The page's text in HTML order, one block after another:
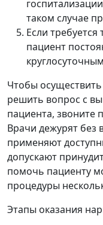
таком случае
Если требуется
пациент
Чтобы
решить вопрос с
пациента, звоните
Врачи дежурят без
применяют
допускают
помочь пациенту
процедуры
Этапы оказания